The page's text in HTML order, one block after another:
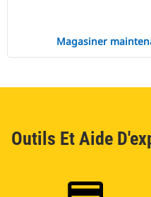
Magasiner
Outils Et Aide